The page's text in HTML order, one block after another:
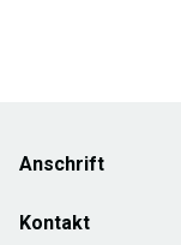
Anschrift
Kontakt